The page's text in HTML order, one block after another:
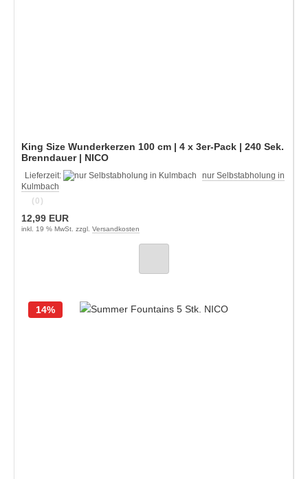
King Size Wunderkerzen 100 cm | 4 x 3er-Pack | 240 Sek.
Brenndauer | NICO
Lieferzeit:
nur Selbstabholung in
Kulmbach
(0)
12,99 EUR
inkl. 19 % MwSt. zzgl. Versandkosten
14%